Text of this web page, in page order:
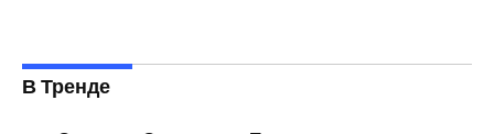
В Тренде